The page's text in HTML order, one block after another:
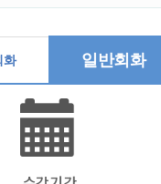
화 일반회화